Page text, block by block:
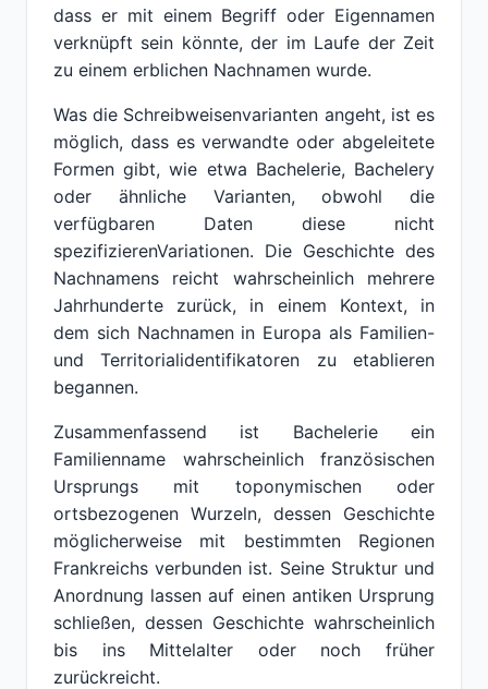
dass er mit einem Begriff oder Eigennamen
verknüpft sein könnte, der im Laufe der Zeit
zu einem erblichen Nachnamen wurde.
Was die Schreibweisenvarianten angeht, ist es
möglich, dass es verwandte oder abgeleitete
Formen gibt, wie etwa Bachelerie, Bachelery
oder ähnliche Varianten, obwohl die
verfügbaren Daten diese nicht
spezifizierenVariationen. Die Geschichte des
Nachnamens reicht wahrscheinlich mehrere
Jahrhunderte zurück, in einem Kontext, in
dem sich Nachnamen in Europa als Familien-
und Territorialidentifikatoren zu etablieren
begannen.
Zusammenfassend ist Bachelerie ein
Familienname wahrscheinlich französischen
Ursprungs mit toponymischen oder
ortsbezogenen Wurzeln, dessen Geschichte
möglicherweise mit bestimmten Regionen
Frankreichs verbunden ist. Seine Struktur und
Anordnung lassen auf einen antiken Ursprung
schließen, dessen Geschichte wahrscheinlich
bis ins Mittelalter oder noch früher
zurückreicht.